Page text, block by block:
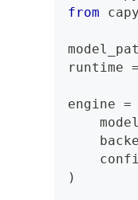
from
runtime =
engine =
)